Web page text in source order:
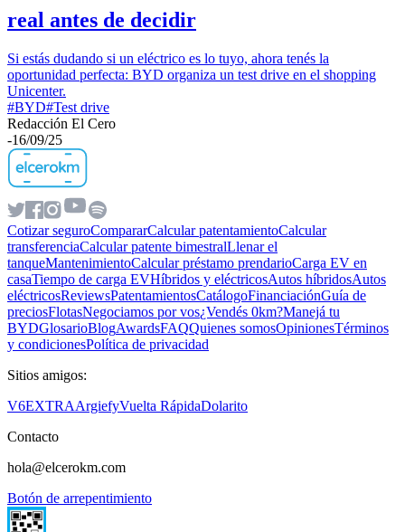
real antes de decidir
Si estás dudando si un eléctrico es lo tuyo, ahora tenés la
oportunidad perfecta: BYD organiza un test drive en el shopping
Unicenter.
#BYD#Test drive
Redacción El Cero
-16/09/25
Cotizar seguroCompararCalcular patentamientoCalcular
transferenciaCalcular patente bimestralLlenar el
tanqueMantenimientoCalcular préstamo prendarioCarga EV en
casaTiempo de carga EVHíbridos y eléctricosAutos híbridosAutos
eléctricosReviewsPatentamientosCatálogoFinanciaciónGuía de
preciosFlotasNegociamos por vos¿Vendés 0km?Manejá tu
BYDGlosarioBlogAwardsFAQQuienes somosOpinionesTérminos
y condicionesPolítica de privacidad
Sitios amigos:
V6EXTRAArgiefyVuelta RápidaDolarito
Contacto
hola@elcerokm.com
Botón de arrepentimiento